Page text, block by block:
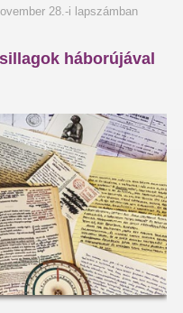
28.-i lapszámban
háborújával